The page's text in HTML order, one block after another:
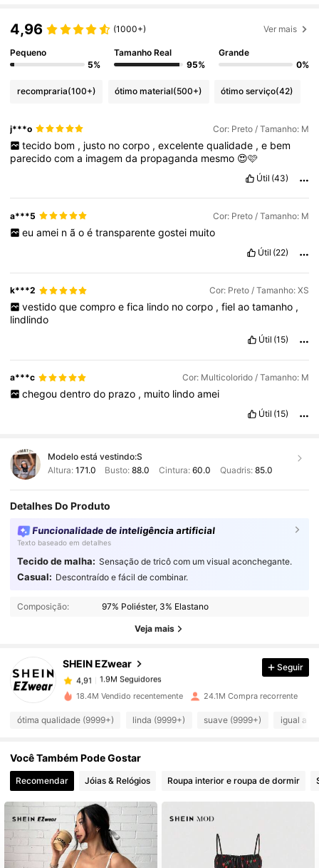
4,96 (1000+) Ver mais
Pequeno
5%
Tamanho Real
95%
Grande
0%
recompraria(100+) ótimo material(500+) ótimo serviço(42)
j***o Cor: Preto / Tamanho: M
tecido bom , justo no corpo , excelente qualidade , e bem
parecidocoma imagemda propaganda mesmo 😍🩷
Útil (43)
a***5 Cor: Preto / Tamanho: M
eu amei n ã o é transparente gostei muito
Útil (22)
k***2 Cor: Preto / Tamanho: XS
vestido que compro e fica lindo no corpo , fiel ao tamanho ,
lindlindo
Útil (15)
a***c Cor: Multicolorido / Tamanho: M
chegou dentro do prazo , muito lindo amei
Útil (15)
Modelo está vestindo:S
Altura: 171.0 Busto:88.0 Cintura: 60.0 Quadris: 85.0
Detalhes Do Produto
Funcionalidade de inteligência artificial
Texto baseado em detalhes
Tecido de malha: Sensação de tricô com um visual aconchegante.
Casual: Descontraído e fácil de combinar.
Composição: 97% Poliéster, 3% Elastano
Veja mais
SHEIN EZwear
4,91 1.9M Seguidores
1.9M Seguidores
4,91
1.9M Seguidores
y***s pago22 horas atrás
4,91 1.9M Seguidores
4,91 1.9M Seguidores
4,91 1.9M Seguidores
Seguir
18.4M Vendido recentemente 24.1M Compra recorrente
ótima qualidade (9999+) linda (9999+) suave (9999+) igual a
Você Também Pode Gostar
Recomendar Jóias & Relógios Roupa interior e roupa de dormir